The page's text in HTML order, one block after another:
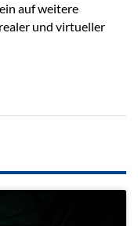
auf weitere
und virtueller